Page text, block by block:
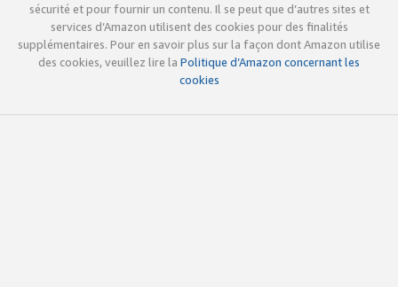
sécurité et pour fournir un contenu. Il se peut que d’autres sites et
services d’Amazon utilisent des cookies pour des finalités
supplémentaires. Pour en savoir plus sur la façon dont Amazon utilise
des cookies, veuillez lire la Politique d’Amazon concernant les
cookies